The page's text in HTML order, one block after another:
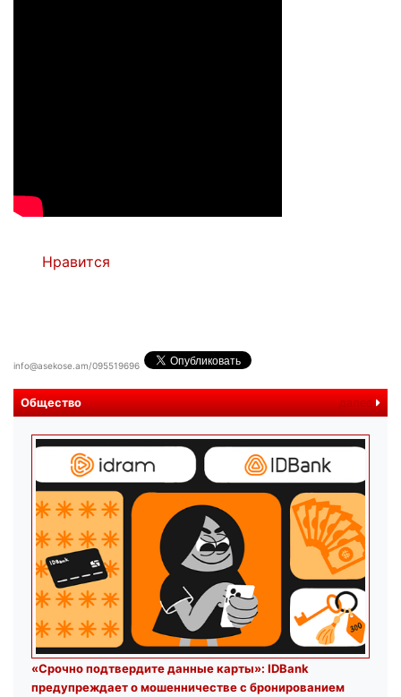
Нравится
info@asekose.am/095519696
Общество далее
«Срочно подтвердите данные карты»: IDBank
предупреждает о мошенничестве с бронированием